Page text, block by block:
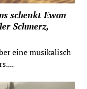
schenkt Ewan
Schmerz,
eine musikalisch